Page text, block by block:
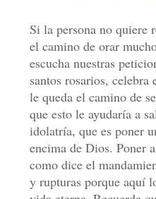
Si la persona no quiere
el camino de orar
escucha nuestras
santos rosarios,
le queda el camino de
que esto le ayudaría a
idolatría, que es poner
encima de Dios. Poner
como dice el
y rupturas porque aquí